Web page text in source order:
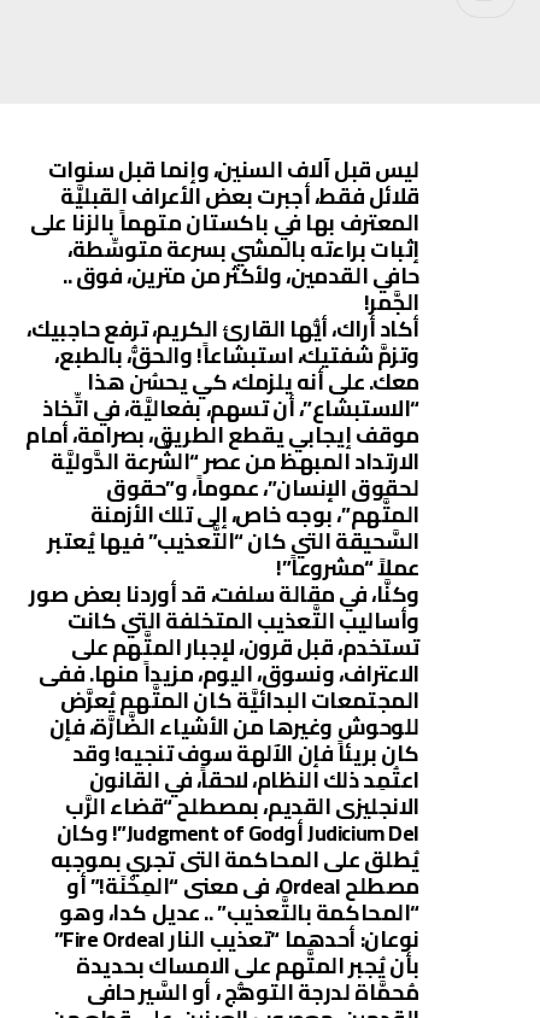
ليس قبل آلاف السنين، وإنما قبل سنوات
قلائل فقط، أجبرت بعض الأعراف القبليَّة
المعترف بها في باكستان متهماً بالزنا على
إثبات براءته بالمشي بسرعة متوسِّطة،
حافي القدمين، ولأكثر من مترين، فوق ..
الجَّمر!
أكاد أراك، أيُّها القارئ الكريم، ترفع حاجبيك،
وتزمَّ شفتيك، استبشاعاً! والحقُّ، بالطبع،
معك. على أنه يلزمك، كي يحسُن هذا
“الاستبشاع”، أن تسهم، بفعاليَّة، في اتِّخاذ
موقف إيجابي يقطع الطريق، بصرامة، أمام
الارتداد المبهظ من عصر “الشِّرعة الدَّوليَّة
لحقوق الإنسان”، عموماً، و”حقوق
المتَّهم”، بوجه خاص، إلى تلك الأزمنة
السَّحيقة التي كان “التَّعذيب” فيها يُعتبر
عملاً “مشروعاً”!
وكنَّا، في مقالة سلفت، قد أوردنا بعض صور
وأساليب التَّعذيب المتخلفة التي كانت
تستخدم، قبل قرون، لإجبار المتَّهم على
الاعتراف، ونسوق، اليوم، مزيداً منها. ففى
المجتمعات البدائيَّة كان المتَّهم يُعرَّض
للوحوش وغيرها من الأشياء الضَّارَّة، فإن
كان بريئاً فإن الآلهة سوف تنجيه! وقد
اعتُمِد ذلك النظام، لاحقاً، في القانون
الانجليزى القديم، بمصطلح “قضاء الرَّب
Judicium Del أوJudgment of God”! وكان
يُطلق على المحاكمة التى تجري بموجبه
مصطلح Ordeal، فى معنى “المِحْنَة!” أو
“المحاكمة بالتَّعذيب” .. عديل كدا، وهو
نوعان: أحدهما “تعذيب النار Fire Ordeal”
بأن يُجبر المتَّهم على الامساك بحديدة
مُحمَّاة لدرجة التوهُّج ، أو السَّير حافى